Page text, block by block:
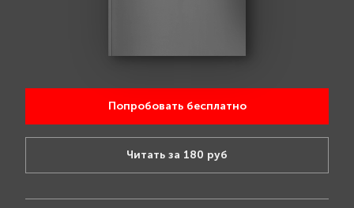
Попробовать бесплатно
Читать за 180 руб